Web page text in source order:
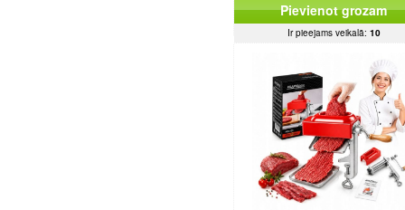
Pievienot grozam
Ir pieejams veikalā: 10